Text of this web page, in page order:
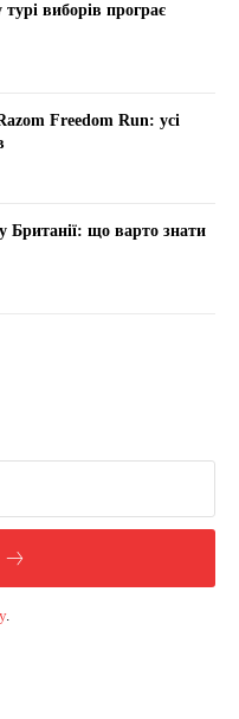
виборів програє
Freedom Run: усі
Британії: що варто знати
.